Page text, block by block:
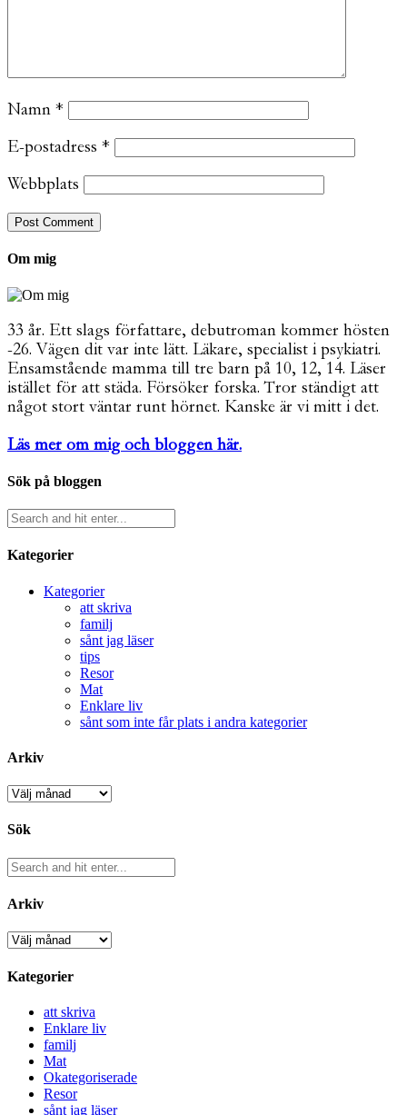
Namn *
E-postadress *
Webbplats
Om mig
33 år. Ett slags författare, debutroman kommer hösten
-26. Vägen dit var inte lätt. Läkare, specialist i psykiatri.
Ensamstående mamma till tre barn på 10, 12, 14. Läser
istället för att städa. Försöker forska. Tror ständigt att
något stort väntar runt hörnet. Kanske är vi mitt i det.
Läs mer om mig och bloggen här.
Sök på bloggen
Kategorier
Kategorier
att skriva
familj
sånt jag läser
tips
Resor
Mat
Enklare liv
sånt som inte får plats i andra kategorier
Arkiv
Arkiv
Sök
Arkiv
Arkiv
Kategorier
att skriva
Enklare liv
familj
Mat
Okategoriserade
Resor
sånt jag läser